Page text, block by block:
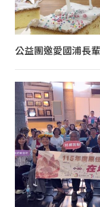
公益團邀愛國浦長